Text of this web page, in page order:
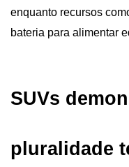
enquanto recursos
bateria para alimentar
SUVs
pluralidade